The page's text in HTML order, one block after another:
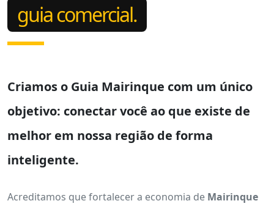
guia comercial.
Criamos o Guia Mairinque com um único
objetivo: conectar você ao que existe de
melhor em nossa região de forma
inteligente.
Acreditamos que fortalecer a economia de Mairinque